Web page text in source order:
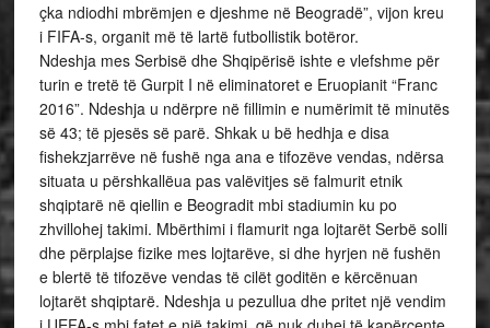
çka ndiodhi mbrëmjen e djeshme në Beogradë”, vijon kreu
i FIFA-s, organit më të lartë futbollistik botëror.
Ndeshja mes Serbisë dhe Shqipërisë ishte e vlefshme për
turin e tretë të Gurpit I në eliminatoret e Eruopianit “Franc
2016”. Ndeshja u ndërpre në fillimin e numërimit të minutës
së 43; të pjesës së parë. Shkak u bë hedhja e disa
fishekzjarrëve në fushë nga ana e tifozëve vendas, ndërsa
situata u përshkallëua pas valëvitjes së falmurit etnik
shqiptarë në qiellin e Beogradit mbi stadiumin ku po
zhvillohej takimi. Mbërthimi i flamurit nga lojtarët Serbë solli
dhe përplajse fizike mes lojtarëve, si dhe hyrjen në fushën
e blertë të tifozëve vendas të cilët goditën e kërcënuan
lojtarët shqiptarë. Ndeshja u pezullua dhe pritet një vendim